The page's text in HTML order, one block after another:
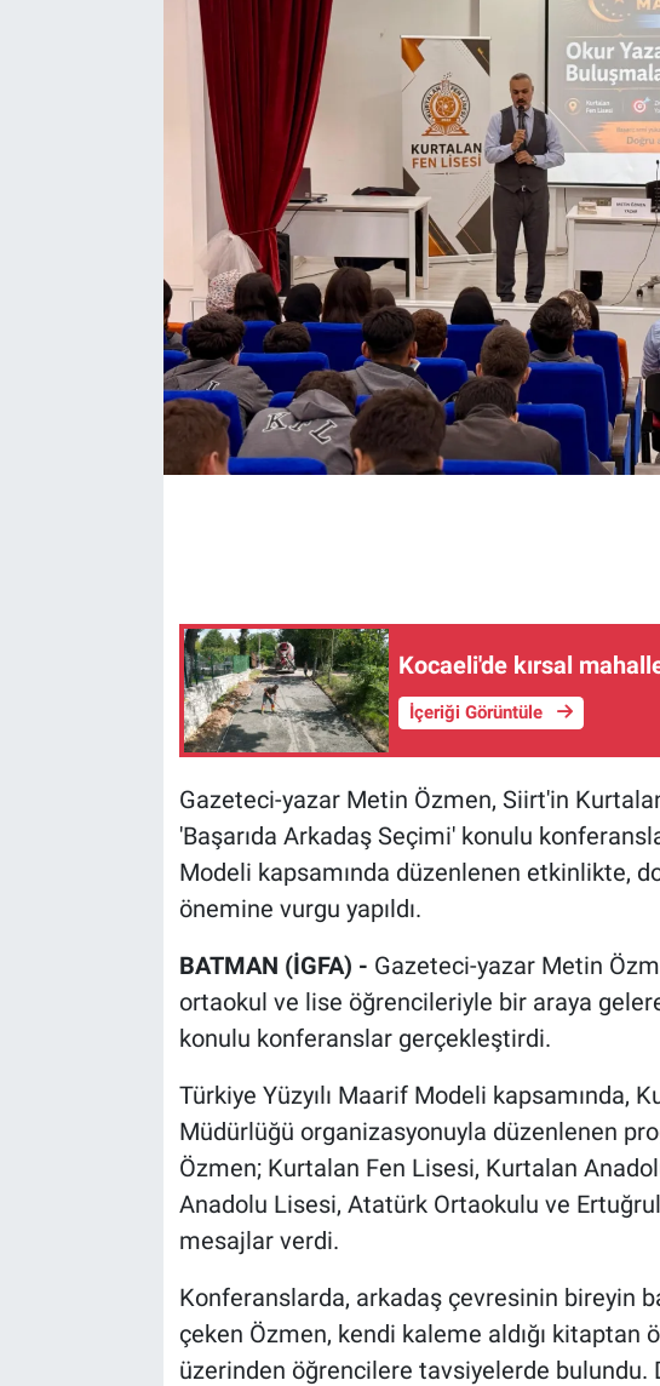
Kocaeli'de kırsal
İçeriği Görüntüle
Gazeteci-yazar Metin Özmen, Siirt'in
'Başarıda Arkadaş Seçimi' konulu
Modeli kapsamında düzenlenen etkinlikte,
önemine vurgu yapıldı.
BATMAN (İGFA) - Gazeteci-yazar Metin
ortaokul ve lise öğrencileriyle bir araya
konulu konferanslar gerçekleştirdi.
Türkiye Yüzyılı Maarif Modeli kapsamında,
Müdürlüğü organizasyonuyla düzenlenen
Özmen; Kurtalan Fen Lisesi, Kurtalan
Anadolu Lisesi, Atatürk Ortaokulu ve
mesajlar verdi.
Konferanslarda, arkadaş çevresinin bireyin
çeken Özmen, kendi kaleme aldığı kitaptan
üzerinden öğrencilere tavsiyelerde bulundu.